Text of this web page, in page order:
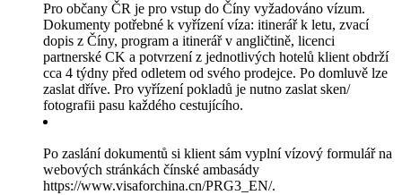
Pro občany ČR je pro vstup do Číny vyžadováno vízum.
Dokumenty potřebné k vyřízení víza: itinerář k letu, zvací
dopis z Číny, program a itinerář v angličtině, licenci
partnerské CK a potvrzení z jednotlivých hotelů klient obdrží
cca 4 týdny před odletem od svého prodejce. Po domluvě lze
zaslat dříve. Pro vyřízení pokladů je nutno zaslat sken/
fotografii pasu každého cestujícího.
Po zaslání dokumentů si klient sám vyplní vízový formulář na
webových stránkách čínské ambasády
https://www.visaforchina.cn/PRG3_EN/.